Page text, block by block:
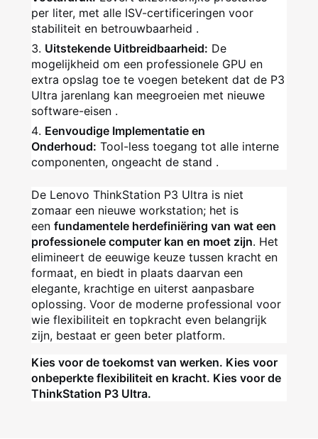
per liter, met alle ISV-certificeringen voor
stabiliteit en betrouwbaarheid .
Uitstekende Uitbreidbaarheid: De
mogelijkheid om een professionele GPU en
extra opslag toe te voegen betekent dat de P3
Ultra jarenlang kan meegroeien met nieuwe
software-eisen .
Eenvoudige Implementatie en
Onderhoud: Tool-less toegang tot alle interne
componenten, ongeacht de stand .
De Lenovo ThinkStation P3 Ultra is niet
zomaar een nieuwe workstation; het is
een fundamentele herdefiniëring van wat een
professionele computer kan en moet zijn. Het
elimineert de eeuwige keuze tussen kracht en
formaat, en biedt in plaats daarvan een
elegante, krachtige en uiterst aanpasbare
oplossing. Voor de moderne professional voor
wie flexibiliteit en topkracht even belangrijk
zijn, bestaat er geen beter platform.
Kies voor de toekomst van werken. Kies voor
onbeperkte flexibiliteit en kracht. Kies voor de
ThinkStation P3 Ultra.